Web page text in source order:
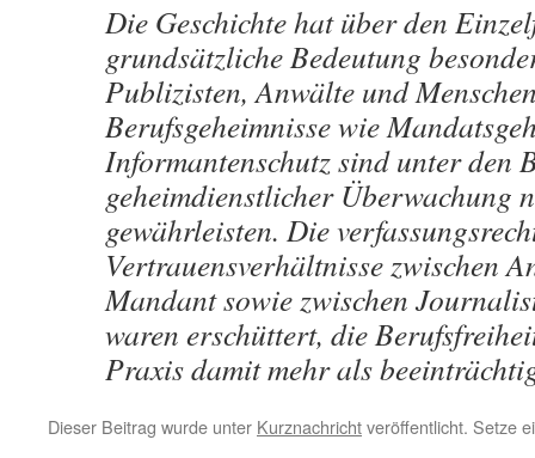
Die Geschichte hat über den
grundsätzliche Bedeutung
Publizisten, Anwälte und
Berufsgeheimnisse wie
Informantenschutz sind unter den
geheimdienstlicher Überwachung
gewährleisten. Die
Vertrauensverhältnisse zwischen
Mandant sowie zwi­schen
waren erschüttert, die
Praxis damit mehr als
Dieser Beitrag wurde unter Kurznachrichtveröffentlicht. Setze